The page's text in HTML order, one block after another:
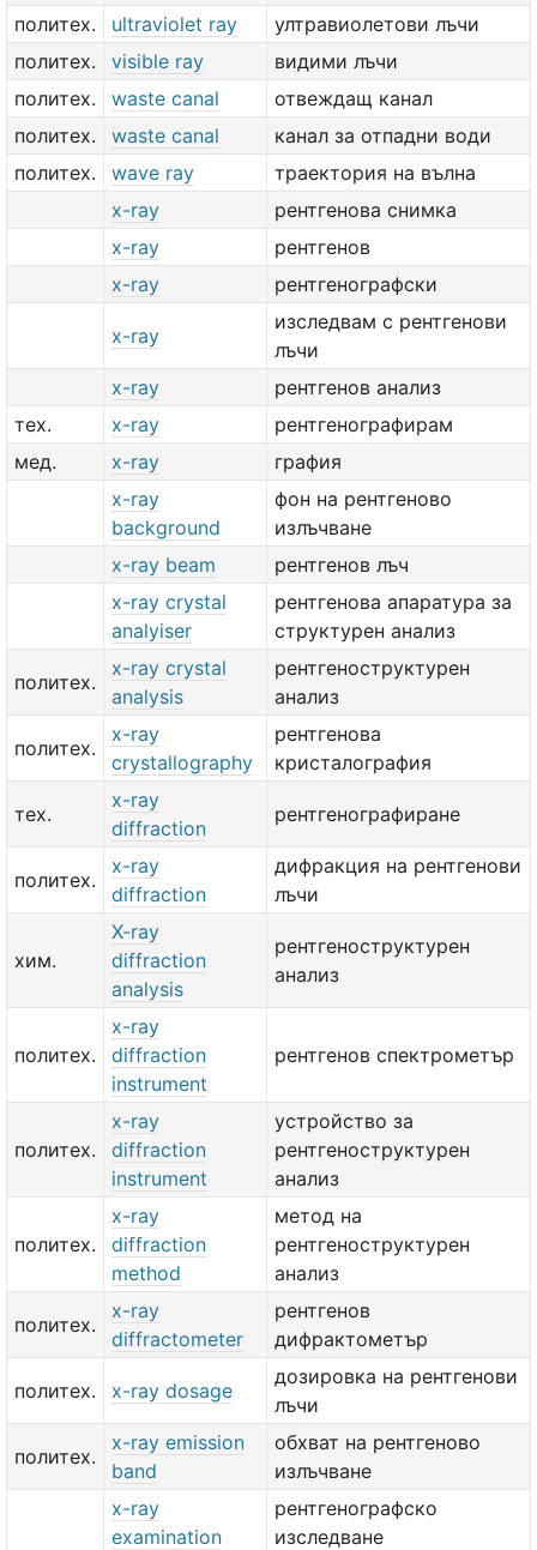
политех. ultraviolet ray
ултравиолетови лъчи
политех.
visible ray
видими лъчи
политех.
waste canal
отвеждащ канал
политех.
waste canal
канал за отпадни води
политех.
wave ray
траектория на вълна
x-ray
рентгенова снимка
x-ray
рентгенов
x-ray
рентгенографски
x-ray
изследвам с рентгенови
лъчи
x-ray
рентгенов анализ
тех.
x-ray
рентгенографирам
мед.
x-ray
графия
x-ray
background
фон на рентгеново
излъчване
x-ray beam
рентгенов лъч
x-ray crystal
analyiser
рентгенова апаратура за
структурен анализ
политех.
x-ray crystal
analysis
рентгеноструктурен
анализ
политех.
x-ray
crystallography
рентгенова
кристалография
тех.
x-ray
diffraction
рентгенографиране
политех.
x-ray
diffraction
дифракция на рентгенови
лъчи
хим.
X-ray
diffraction
analysis
рентгеноструктурен
анализ
политех.
x-ray
diffraction
instrument
рентгенов спектрометър
политех.
x-ray
diffraction
instrument
устройство за
рентгеноструктурен
анализ
политех.
x-ray
diffraction
method
метод на
рентгеноструктурен
анализ
политех.
x-ray
diffractometer
рентгенов
дифрактометър
политех. x-ray dosage
дозировка на рентгенови
лъчи
политех.
x-ray emission
band
обхват на рентгеново
излъчване
x-ray
examination
рентгенографско
изследване